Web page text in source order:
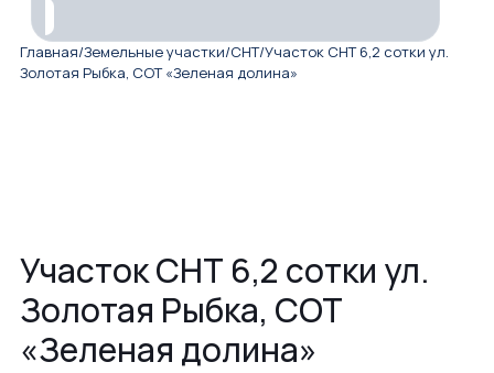
Главная/Земельные участки/СНТ/Участок СНТ 6,2 сотки ул.
Золотая Рыбка, СОТ «Зеленая долина»
Участок СНТ 6,2 сотки ул.
Золотая Рыбка, СОТ
«Зеленая долина»